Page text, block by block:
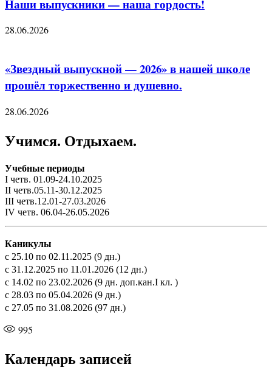
Наши выпускники — наша гордость!
28.06.2026
«Звездный выпускной — 2026» в нашей школе
прошёл торжественно и душевно.
28.06.2026
Учимся. Отдыхаем.
Учебные периоды
I четв. 01.09-24.10.2025
II четв.05.11-30.12.2025
III четв.12.01-27.03.2026
IV четв. 06.04-26.05.2026
Каникулы
с 25.10 по 02.11.2025 (9 дн.)
с 31.12.2025 по 11.01.2026 (12 дн.)
с 14.02 по 23.02.2026 (9 дн. доп.кан.I кл. )
с 28.03 по 05.04.2026 (9 дн.)
с 27.05 по 31.08.2026 (97 дн.)
995
Календарь записей